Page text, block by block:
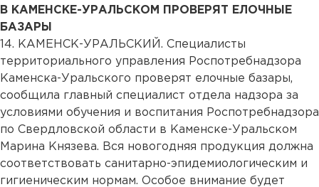
В КАМЕНСКЕ-УРАЛЬСКОМ ПРОВЕРЯТ ЕЛОЧНЫЕ
БАЗАРЫ
14. КАМЕНСК-УРАЛЬСКИЙ. Специалисты
территориального управления Роспотребнадзора
Каменска-Уральского проверят елочные базары,
сообщила главный специалист отдела надзора за
условиями обучения и воспитания Роспотребнадзора
по Свердловской области в Каменске-Уральском
Марина Князева. Вся новогодняя продукция должна
соответствовать санитарно-эпидемиологическим и
гигиеническим нормам. Особое внимание будет